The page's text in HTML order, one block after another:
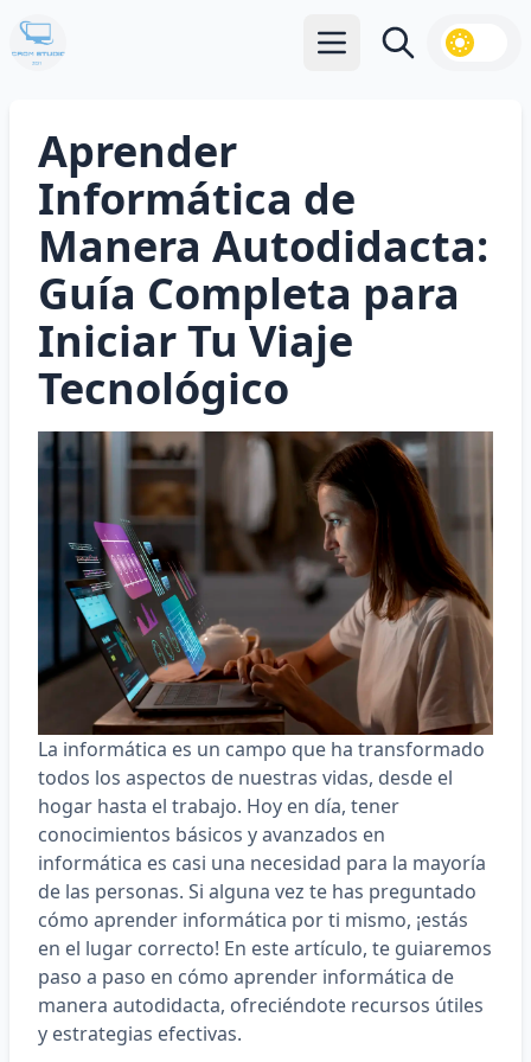
Abrir menú principal
Buscar
Aprender
Informática de
Manera Autodidacta:
Guía Completa para
Iniciar Tu Viaje
Tecnológico
La informática es un campo que ha transformado
todos los aspectos de nuestras vidas, desde el
hogar hasta el trabajo. Hoy en día, tener
conocimientos básicos y avanzados en
informática es casi una necesidad para la mayoría
de las personas. Si alguna vez te has preguntado
cómo aprender informática por ti mismo, ¡estás
en el lugar correcto! En este artículo, te guiaremos
paso a paso en cómo aprender informática de
manera autodidacta, ofreciéndote recursos útiles
y estrategias efectivas.